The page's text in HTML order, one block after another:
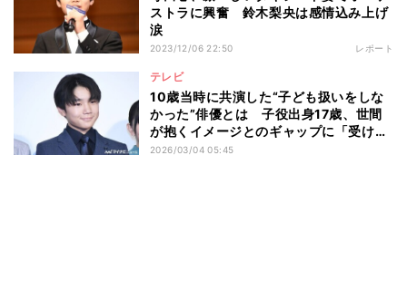
ストラに興奮 鈴木梨央は感情込み上げ
涙
2023/12/06 22:50 レポート
テレビ
10歳当時に共演した“子ども扱いをしな
かった”俳優とは 子役出身17歳、世間
が抱くイメージとのギャップに「受け入
れてもらえたら…」
2026/03/04 05:45